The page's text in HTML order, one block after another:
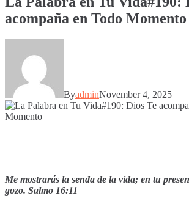
acompaña en Todo Momento
ByadminNovember 4, 2025
Me mostrarás la senda de la vida; en tu
gozo. Salmo 16:11